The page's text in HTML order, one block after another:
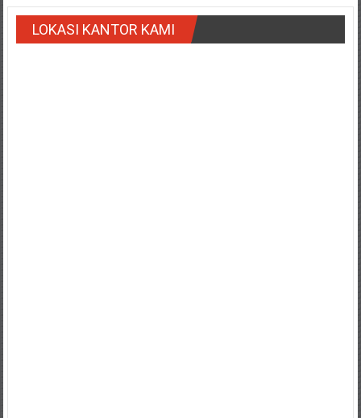
Balik
papan/
LOKASI KANTOR KAMI